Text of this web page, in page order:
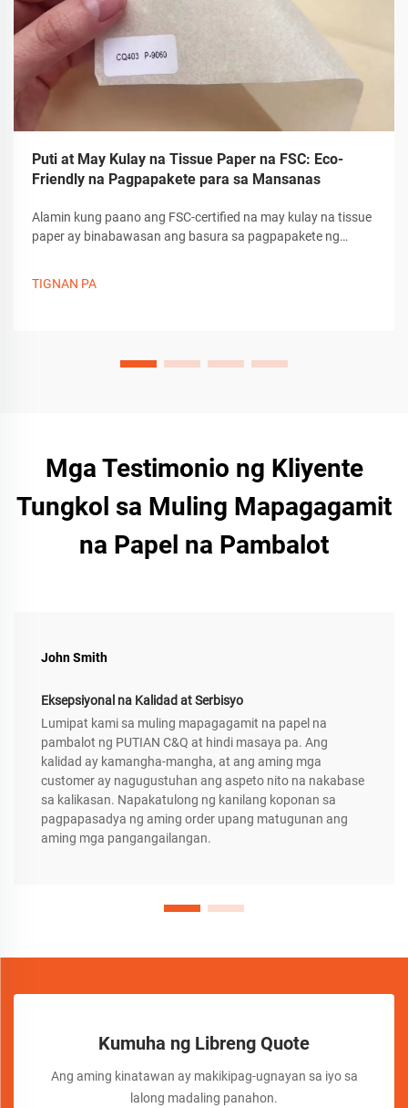
Puti at May Kulay na Tissue Paper na FSC: Eco-
Friendly na Pagpapakete para sa Mansanas
Alamin kung paano ang FSC-certified na may kulay na tissue
paper ay binabawasan ang basura sa pagpapakete ng
TIGNAN PA
Mga Testimonio ng Kliyente
Tungkol sa Muling Mapagagamit
na Papel na Pambalot
John Smith
Eksepsiyonal na Kalidad at Serbisyo
Lumipat kami sa muling mapagagamit na papel na
pambalot ng PUTIAN C&Q at hindi masaya pa. Ang
kalidad ay kamangha-mangha, at ang aming mga
customer ay nagugustuhan ang aspeto nito na nakabase
sa kalikasan. Napakatulong ng kanilang koponan sa
pagpapasadya ng aming order upang matugunan ang
aming mga pangangailangan.
Kumuha ng Libreng Quote
Ang aming kinatawan ay makikipag-ugnayan sa iyo sa
lalong madaling panahon.